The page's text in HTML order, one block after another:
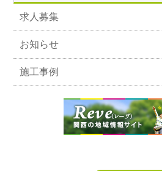
求人募集
お知らせ
施工事例